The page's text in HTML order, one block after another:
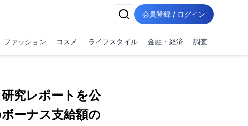
会員登録 / ログイン
ファッション コスメ ライフスタイル 金融・経済 調査
究レポートを公
ーナス支給額の